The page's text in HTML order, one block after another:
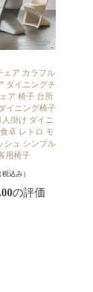
ェア カラフル
ダイニングチ
ア 椅子 台所
イニング椅子
掛け ダイニ
卓 レトロ モ
シュ シンプル
用椅子
税込み）
の評価